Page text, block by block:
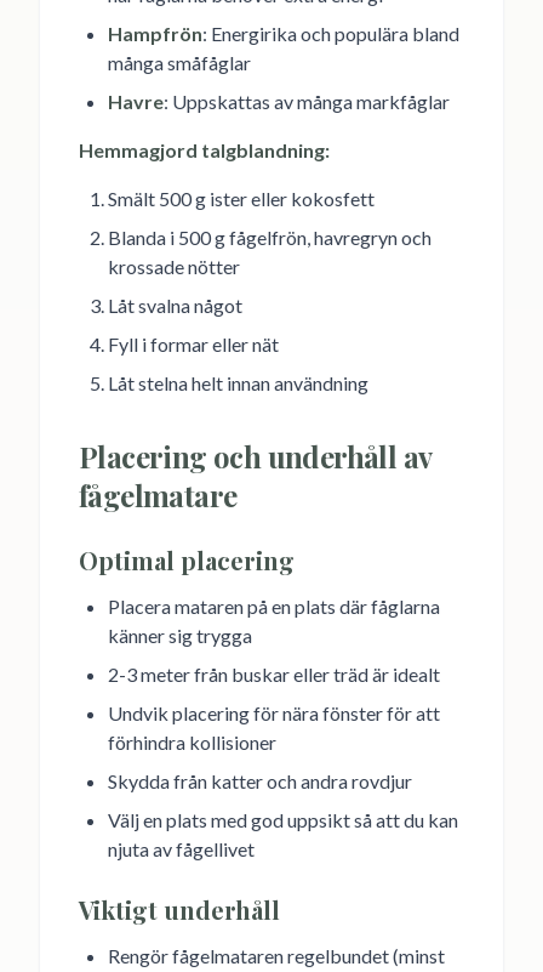
Hampfrön: Energirika och populära bland
många småfåglar
Havre: Uppskattas av många markfåglar
Hemmagjord talgblandning:
Smält 500 g ister eller kokosfett
Blanda i 500 g fågelfrön, havregryn och
krossade nötter
Låt svalna något
Fyll i formar eller nät
Låt stelna helt innan användning
Placering och underhåll av
fågelmatare
Optimal placering
Placera mataren på en plats där fåglarna
känner sig trygga
2-3 meter från buskar eller träd är idealt
Undvik placering för nära fönster för att
förhindra kollisioner
Skydda från katter och andra rovdjur
Välj en plats med god uppsikt så att du kan
njuta av fågellivet
Viktigt underhåll
Rengör fågelmataren regelbundet (minst